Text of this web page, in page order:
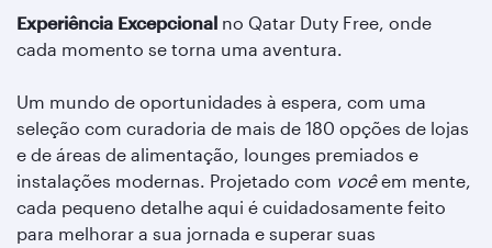
Experiência Excepcional no Qatar Duty Free, onde
cada momento se torna uma aventura.
Um mundo de oportunidades à espera, com uma
seleção com curadoria de mais de 180 opções de lojas
e de áreas de alimentação, lounges premiados e
instalações modernas. Projetado com vocêem mente,
cada pequeno detalhe aqui é cuidadosamente feito
para melhorar a sua jornada e superar suas